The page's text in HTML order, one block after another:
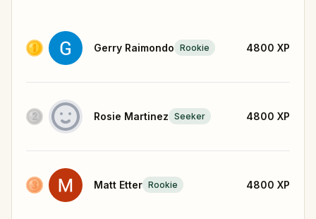
Gerry Raimondo Rookie 4800 XP
Rosie Martinez Seeker 4800 XP
Matt Etter Rookie 4800 XP